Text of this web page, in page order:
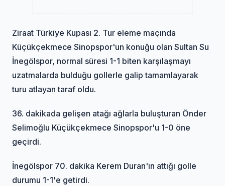
Ziraat Türkiye Kupası 2. Tur eleme maçında
Küçükçekmece Sinopspor'un konuğu olan Sultan Su
İnegölspor, normal süresi 1-1 biten karşılaşmayı
uzatmalarda bulduğu gollerle galip tamamlayarak
turu atlayan taraf oldu.
36. dakikada gelişen atağı ağlarla buluşturan Önder
Selimoğlu Küçükçekmece Sinopspor'u 1-0 öne
geçirdi.
İnegölspor 70. dakika Kerem Duran'ın attığı golle
durumu 1-1'e getirdi.